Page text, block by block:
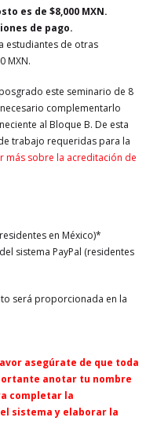
es de $8,000 MXN.
de pago.
estudiantes de otras
MXN.
este seminario de 8
complementarlo
al Bloque B. De esta
trabajo requeridas para la
más sobre la acreditación de
en México)*
sistema PayPal (residentes
será proporcionada en la
asegúrate de que toda
anotar tu nombre
completar la
sistema y elaborar la